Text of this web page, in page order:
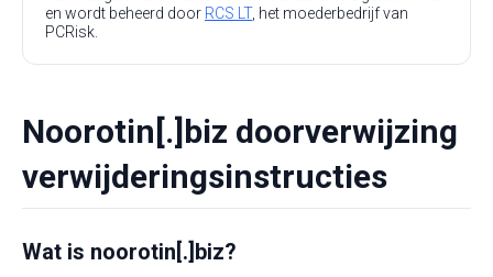
en wordt beheerd door RCS LT, het moederbedrijf van
PCRisk.
Noorotin[.]biz doorverwijzing
verwijderingsinstructies
Wat is noorotin[.]biz?